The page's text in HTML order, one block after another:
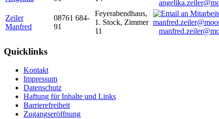
Zeiler
Manfred
08761 684-
91
Feyerabendhaus,
1. Stock, Zimmer
11
Quicklinks
Kontakt
Impressum
Datenschutz
Haftung für Inhalte und Links
Barrierefreiheit
Zugangseröffnung